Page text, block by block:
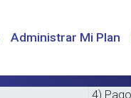
Administrar Mi Plan
4) Pago